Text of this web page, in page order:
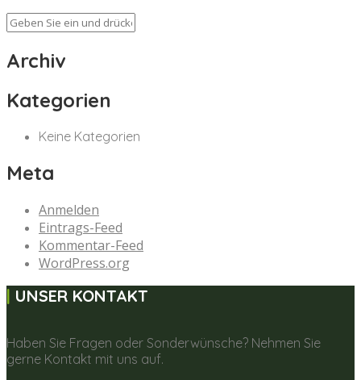
Archiv
Kategorien
Keine Kategorien
Meta
Anmelden
Eintrags-Feed
Kommentar-Feed
WordPress.org
UNSER KONTAKT
Haben Sie Fragen oder Sonderwünsche? Nehmen Sie
gerne Kontakt mit uns auf.